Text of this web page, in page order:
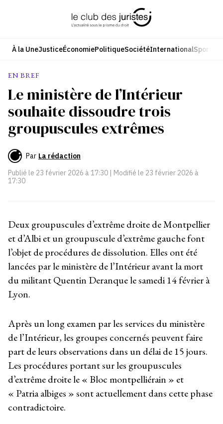
À la UneJusticeÉconomiePolitiqueSociétéInternationalSport
EN BREF
Le ministère de l’Intérieur
souhaite dissoudre trois
groupuscules extrêmes
Par La rédaction
Publié le 23 février 2026 à 17:30 | Modifié le 23 février 2026 à
17:30
Deux groupuscules d’extrême droite de Montpellier
et d’Albi et un groupuscule d’extrême gauche font
l’objet de procédures de dissolution. Elles ont été
lancées par le ministère de l’Intérieur avant la mort
du militant Quentin Deranque le samedi 14 février à
Lyon.
Après un long examen par les services du ministère
de l’Intérieur, les groupes concernés peuvent faire
part de leurs observations dans un délai de 15 jours.
Les procédures portant sur les groupuscules
d’extrême droite le « Bloc montpelliérain » et
« Patria albiges » sont actuellement dans cette phase
contradictoire.